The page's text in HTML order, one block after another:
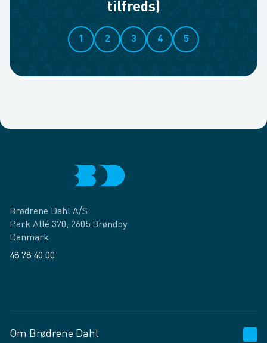
tilfreds)
1 2 3 4 5
Brødrene Dahl A/S
Park Allé 370, 2605 Brøndby
Danmark
48 78 40 00
Om Brødrene Dahl